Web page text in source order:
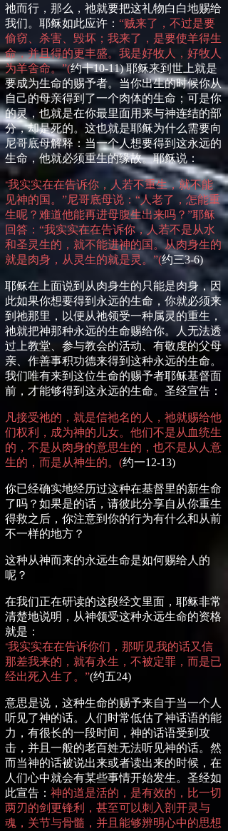
祂而行，那么，祂就要把这礼物白白地赐给
我们。耶稣如此应许： “贼来了，不过是要
偷窃、杀害、毁坏；我来了，是要使羊得生
命，并且得的更丰盛。我是好牧人，好牧人
为羊舍命。”(约十10-11)耶稣来到世上就是
要成为生命的赐予者。当你出生的时候你从
自己的母亲得到了一个肉体的生命；可是你
的灵，也就是在你最里面用来与神连结的部
分，却是死的。这也就是耶稣为什么需要向
尼哥底母解释：当一个人想要得到这永远的
生命，他就必须重生的缘故。耶稣说：
“我实实在在告诉你，人若不重生，就不能
见神的国。”尼哥底母说：“人老了，怎能重
生呢？难道他能再进母腹生出来吗？”耶稣
回答：“我实实在在告诉你，人若不是从水
和圣灵生的，就不能进神的国。从肉身生的
就是肉身，从灵生的就是灵。”(约三3-6)
耶稣在上面说到从肉身生的只能是肉身，因
此如果你想要得到永远的生命，你就必须来
到祂那里，以便从祂领受一种属灵的重生，
祂就把神那种永远的生命赐给你。人无法透
过上教堂、参与教会的活动、有敬虔的父母
亲、作善事积功德来得到这种永远的生命。
我们唯有来到这位生命的赐予者耶稣基督面
前，才能够得到这永远的生命。圣经宣告：
凡接受祂的，就是信祂名的人，祂就赐给他
们权利，成为神的儿女。他们不是从血统生
的，不是从肉身的意思生的，也不是从人意
生的，而是从神生的。 (约一12-13)
你已经确实地经历过这种在基督里的新生命
了吗？如果是的话，请彼此分享自从你重生
得救之后，你注意到你的行为有什么和从前
不一样的地方？
这种从神而来的永远生命是如何赐给人的
呢？
在我们正在研读的这段经文里面，耶稣非常
清楚地说明，从神领受这种永远生命的资格
就是：
“我实实在在告诉你们，那听见我的话又信
那差我来的，就有永生，不被定罪，而是已
经出死入生了。”(约五24)
意思是说，这种生命的赐予来自于当一个人
听见了神的话。人们时常低估了神话语的能
力，有很长的一段时间，神的话语受到攻
击，并且一般的老百姓无法听见神的话。然
而当神的话被说出来或者读出来的时候，在
人们心中就会有某些事情开始发生。圣经如
此宣告： 神的道是活的，是有效的，比一切
两刃的剑更锋利，甚至可以刺入剖开灵与
魂，关节与骨髓，并且能够辨明心中的思想